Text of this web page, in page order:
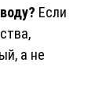
Если
а не